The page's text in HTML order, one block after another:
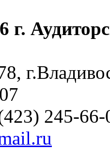
г.
245-